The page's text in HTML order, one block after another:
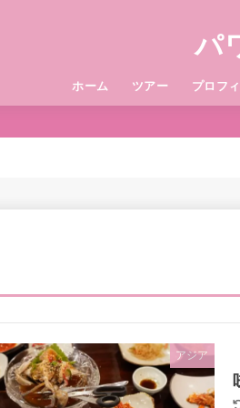
パ
ホーム ツアー プロフ
アジア